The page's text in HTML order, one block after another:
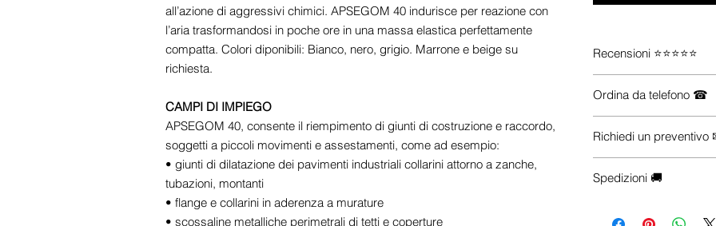
all’azione di aggressivi chimici. APSEGOM 40 indurisce per reazione con
l’aria trasformandosi in poche ore in una massa elastica perfettamente
compatta. Colori diponibili: Bianco, nero, grigio. Marrone e beige su
richiesta.
CAMPI DI IMPIEGO
APSEGOM 40, consente il riempimento di giunti di costruzione e raccordo,
soggetti a piccoli movimenti e assestamenti, come ad esempio:
• giunti di dilatazione dei pavimenti industriali collarini attorno a zanche,
tubazioni, montanti
• flange e collarini in aderenza a murature
• scossaline metalliche perimetrali di tetti e coperture
Recensioni ⭐⭐⭐⭐⭐
Ordina da telefono ☎
prodotti che ti servono
e-commerce),
☎+39 0922 175 7218
Richiedi un preventivo
configurazioni,
Spedizioni 🚚